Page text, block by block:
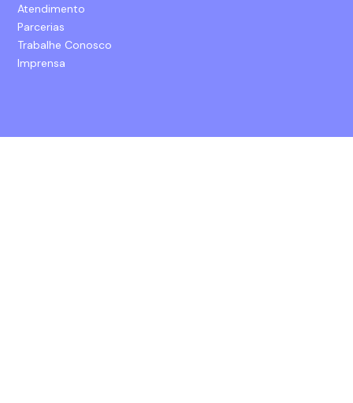
Atendimento
Parcerias
Trabalhe Conosco
Imprensa